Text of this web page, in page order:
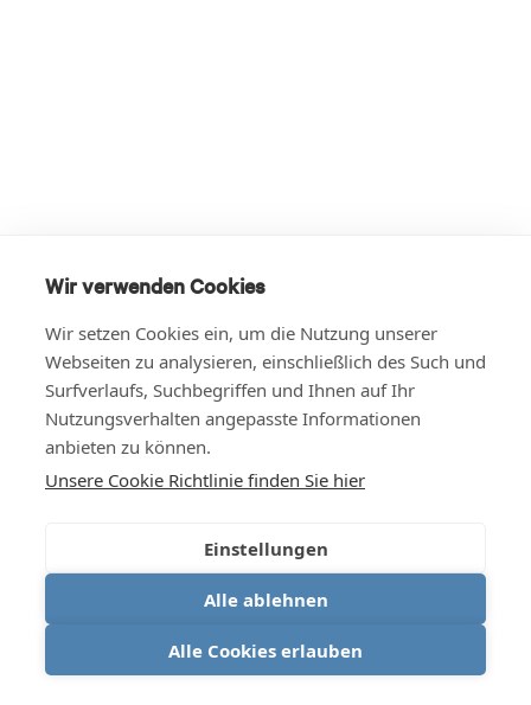
Wir verwenden Cookies
Wir setzen Cookies ein, um die Nutzung unserer
Webseiten zu analysieren, einschließlich des Such und
Surfverlaufs, Suchbegriffen und Ihnen auf Ihr
Nutzungsverhalten angepasste Informationen
anbieten zu können.
Unsere Cookie Richtlinie finden Sie hier
Einstellungen
Alle ablehnen
Alle Cookies erlauben